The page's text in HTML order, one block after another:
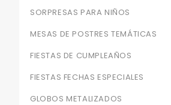
SORPRESAS PARA NIÑOS
MESAS DE POSTRES TEMÁTICAS
FIESTAS DE CUMPLEAÑOS
FIESTAS FECHAS ESPECIALES
GLOBOS METALIZADOS